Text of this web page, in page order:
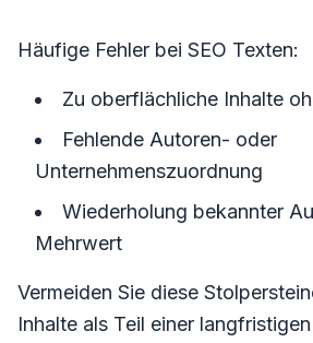
Häufige Fehler bei SEO Texten:
Zu oberflächliche Inhalte
Fehlende Autoren- oder
Unternehmenszuordnung
Wiederholung bekannter
Mehrwert
Vermeiden Sie diese
Inhalte als Teil einer